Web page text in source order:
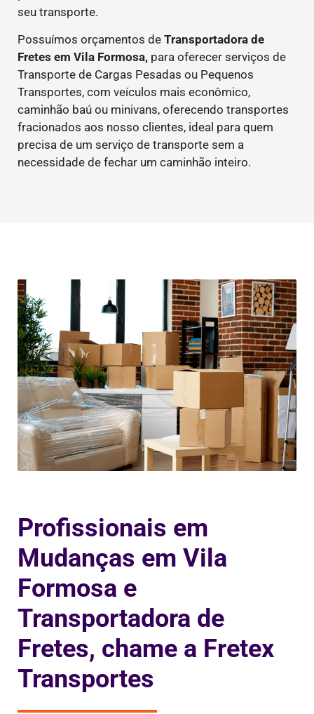
seu transporte.
Possuímos orçamentos de Transportadora de
Fretes em Vila Formosa, para oferecer serviços de
Transporte de Cargas Pesadas ou Pequenos
Transportes, com veículos mais econômico,
caminhão baú ou minivans, oferecendo transportes
fracionados aos nosso clientes, ideal para quem
precisa de um serviço de transporte sem a
necessidade de fechar um caminhão inteiro.
Profissionais em
Mudanças em Vila
Formosa e
Transportadora de
Fretes, chame a Fretex
Transportes